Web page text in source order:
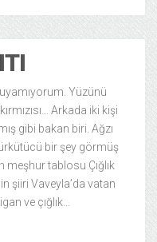
Yüzünü
Arkada iki kişi
gibi bakan biri. Ağzı
bir şey görmüş
meşhur tablosu Çığlık
şiiri Vaveyla’da vatan
ve çığlık…